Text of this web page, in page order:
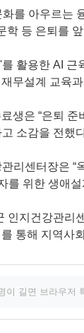
화를 아우르
등 은퇴를 앞
활용한 AI
무설계 교육
생은 “은퇴
소감을 전했
리센터장은
를 위한 생애
인지건강관리
통해 지역사
이 길면 브라우저